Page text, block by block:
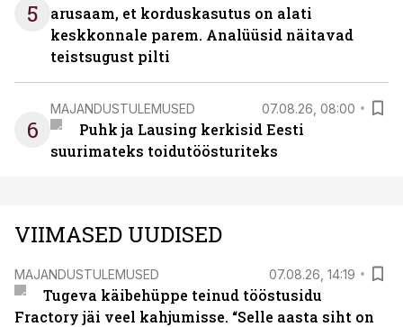
5
arusaam, et korduskasutus on alati
keskkonnale parem. Analüüsid näitavad
teistsugust pilti
6
MAJANDUSTULEMUSED 07.08.26, 08:00
Puhk ja Lausing kerkisid Eesti
suurimateks toidutöösturiteks
VIIMASED UUDISED
MAJANDUSTULEMUSED 07.08.26, 14:19
Tugeva käibehüppe teinud tööstusidu
Fractory jäi veel kahjumisse. “Selle aasta siht on